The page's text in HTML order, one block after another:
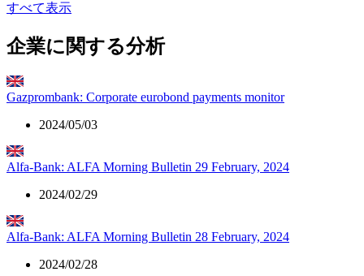
すべて表示
企業に関する分析
Gazprombank: Corporate eurobond payments monitor
2024/05/03
Alfa-Bank: ALFA Morning Bulletin 29 February, 2024
2024/02/29
Alfa-Bank: ALFA Morning Bulletin 28 February, 2024
2024/02/28